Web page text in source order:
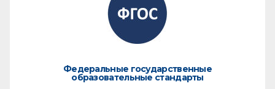
Федеральные государственные
образовательные стандарты